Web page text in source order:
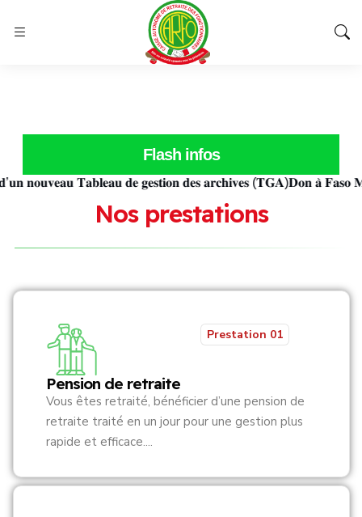
Flash infos
𝐓𝐚𝐛𝐥𝐞𝐚𝐮 𝐝𝐞 𝐠𝐞𝐬𝐭𝐢𝐨𝐧 𝐝𝐞𝐬 𝐚𝐫𝐜𝐡𝐢𝐯𝐞𝐬 (𝐓𝐆𝐀)𝐃𝐨𝐧 𝐚̀ 𝐅𝐚𝐬𝐨 𝐌𝐞̂𝐛𝐨 :
Nos prestations
Pension de retraite
Prestation 01
Vous êtes retraité, bénéficier d’une pension de
retraite traité en un jour pour une gestion plus
rapide et efficace....